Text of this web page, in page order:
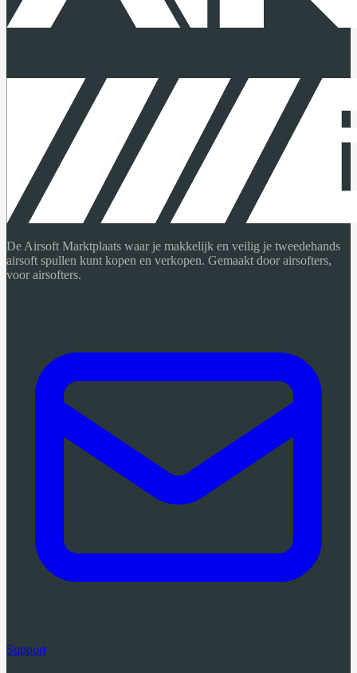
De Airsoft Marktplaats waar je makkelijk en veilig je tweedehands
airsoft spullen kunt kopen en verkopen. Gemaakt door airsofters,
voor airsofters.
Support